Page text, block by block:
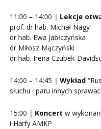
11:00 – 14:00 | Lekcje
prof. dr hab. Michał Nagy
dr hab. Ewa Jabłczyńska
dr Miłosz Mączyński
dr hab. Irena Czubek-
14:00 – 14:45 | Wykład
słuchu i paru innych
15:00 | Koncert w
i Harfy AMKP